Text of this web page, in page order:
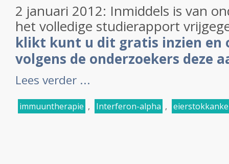
2 januari 2012: Inmiddels is van
het volledige studierapport
klikt kunt u dit gratis inzien en
volgens de onderzoekers deze
Lees verder ...
immuuntherapie , Interferon-alpha ,